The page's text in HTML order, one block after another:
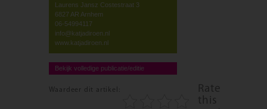
Laurens Jansz Costestraat 3
6827 AR Arnhem
06-54994117
info@katjadiroen.nl
www.katjadiroen.nl
Bekijk volledige publicatie/editie
Waardeer dit artikel:
Rate
this